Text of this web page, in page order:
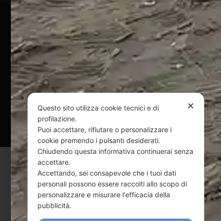
Pagamenti Sicuri
@ Copyright 2024 Webpesca è un brand Intent di Federico
Andrenacci P.Iva 01917920678
Via G. Galilei n. 2 – 64018 Tortoreto TE | REA TE-168019 |
Mail:info@webpesca.it| Pec:federicoandrenacci@pec.it
Questo sito è protetto da Google reCAPTCHA
Privacy Policy eTerms of Servicedi Google.
✕
Questo sito utilizza cookie tecnici e di
profilazione.
Puoi accettare, rifiutare o personalizzare i
cookie premendo i pulsanti desiderati.
Chiudendo questa informativa continuerai senza
accettare.
Accettando, sei consapevole che i tuoi dati
personali possono essere raccolti allo scopo di
personalizzare e misurare l'efficacia della
pubblicità.